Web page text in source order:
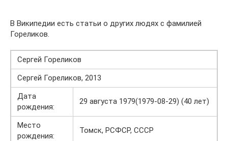
В Википедии есть статьи о других людях с фамилией
Гореликов.
Сергей Гореликов
Сергей Гореликов, 2013
Дата
рождения:
29 августа 1979(1979-08-29) (40 лет)
Место
рождения:
Томск, РСФСР, СССР